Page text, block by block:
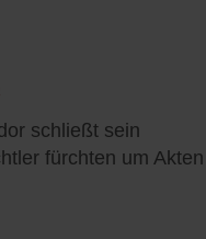
schließt sein
fürchten um Akten